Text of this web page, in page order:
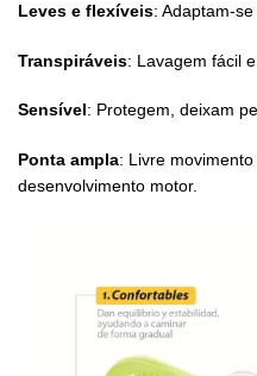
Leves e flexíveis: Adaptam-
Transpiráveis: Lavagem fácil
Sensível: Protegem, deixam
Ponta ampla: Livre
desenvolvimento motor.